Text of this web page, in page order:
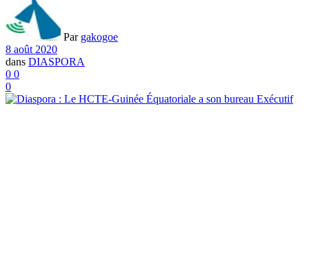
Par gakogoe
8 août 2020
dans DIASPORA
0 0
0